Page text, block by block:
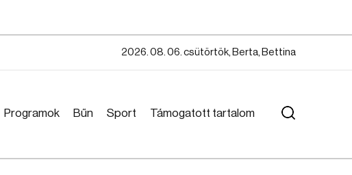
2026. 08. 06. csütörtök, Berta, Bettina
Programok Bűn Sport Támogatott tartalom